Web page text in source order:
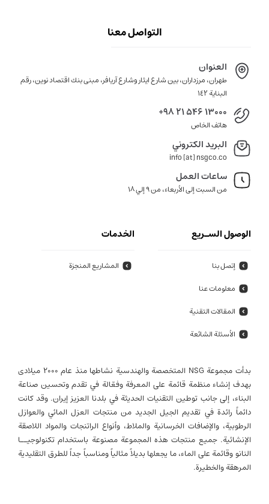
التواصل معنا
العنوان
طهران، مرزداران، بين شارع ايثار وشارع آريافر، مبنى بنك اقتصاد نوين، رقم
البناية ١٤٢
+98 21 546 13000
هاتف الخاص
البريد الكتروني
info [at] nsgco.co
ساعات العمل
من السبت إلى الأربعاء، من 9 إلي 18
الوصول السـريع
إتصل بنا
معلومات عنا
المقالات التقنية
الأسئلة الشائعة
الخدمات
المشاريع المنجزة
بدأت مجموعة NSG المتخصصة والهندسية نشاطها منذ عام 2000 میلادی
بهدف إنشاء منظمة قائمة على المعرفة وفعّالة في تقدم وتحسين صناعة
البناء، إلى جانب توطين التقنيات الحديثة في بلدنا العزيز إيران. وقد كانت
دائماً رائدة في تقديم الجيل الجديد من منتجات العزل المائي والعوازل
الرطوبية، والإضافات الخرسانية والملاط، وأنواع الراتنجات والمواد اللاصقة
الإنشائية. جميع منتجات هذه المجموعة مصنوعة باستخدام تكنولوجيــا
النانو وقائمة على الماء، ما يجعلها بديلاً مثالياً ومناسباً جداً للطرق التقليدية
المرهقة والخطيرة.